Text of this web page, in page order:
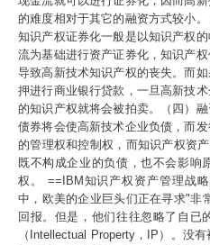
的难度相对于其它的融资方式较小
知识产权证券化一般是以知识产权
流为基础进行资产证券化，知识产
导致高新技术知识产权的丧失。而
押进行商业银行贷款，一旦高新技
的知识产权就将会被拍卖。（四）
债券将会使高新技术企业负债，而
的管理权和控制权，而知识产权资
既不构成企业的负债，也不会影响
权。 ==IBM知识产权资产管理战
中，欧美的企业巨头们正在寻求"非
回报。但是，他们往往忽略了自已
（Intellectual Property，IP）。没